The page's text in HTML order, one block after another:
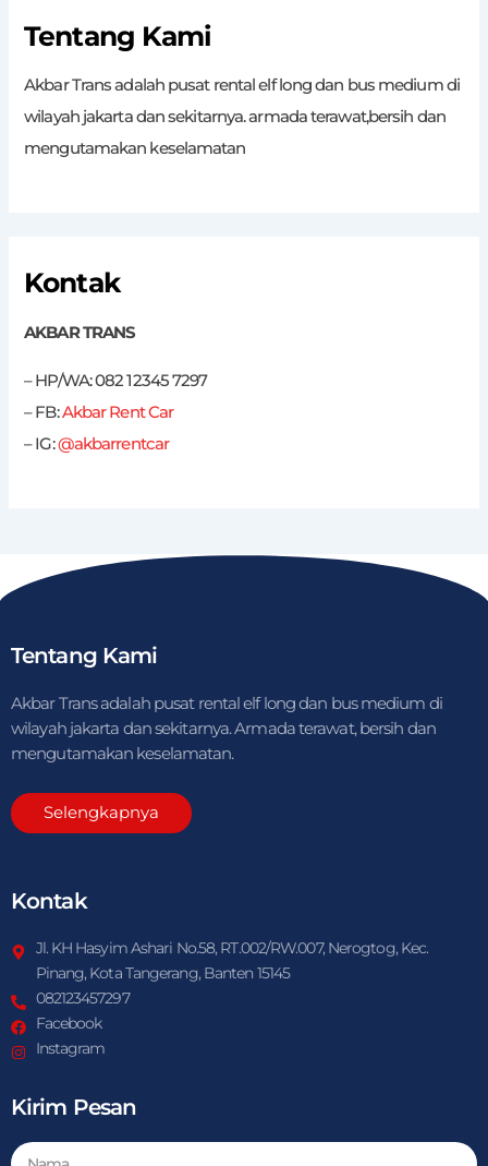
Tentang Kami
Akbar Trans adalah pusat rental elf long dan bus medium di
wilayah jakarta dan sekitarnya. armada terawat,bersih dan
mengutamakan keselamatan
Kontak
AKBAR TRANS
– HP/WA: 082 12345 7297
– FB:Akbar Rent Car
– IG:@akbarrentcar
Tentang Kami
Akbar Trans adalah pusat rental elf long dan bus medium di
wilayah jakarta dan sekitarnya. Armada terawat, bersih dan
mengutamakan keselamatan.
Selengkapnya
Kontak
Jl. KH Hasyim Ashari No.58, RT.002/RW.007, Nerogtog, Kec.
Pinang, Kota Tangerang, Banten 15145
082123457297
Facebook
Instagram
Kirim Pesan